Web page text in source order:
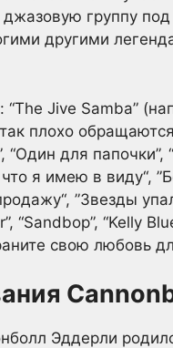
группу
другими
Jive Samba”
плохо
“Один для
я имею в виду“,
”Звезды
“Sandbop”, “Kelly
свою любовь
Эддерли